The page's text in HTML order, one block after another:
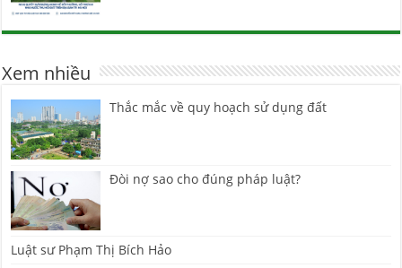
Xem nhiều
Thắc mắc về quy hoạch sử dụng đất
Đòi nợ sao cho đúng pháp luật?
Luật sư Phạm Thị Bích Hảo